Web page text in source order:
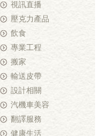
視訊直播
壓克力產品
飲食
專業工程
搬家
輸送皮帶
設計相關
汽機車美容
翻譯服務
健康生活